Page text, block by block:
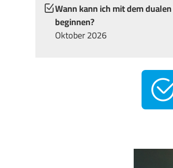
Wann kann ich mit dem
beginnen?
Oktober 2026